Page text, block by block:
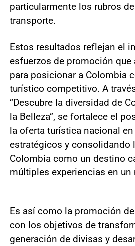
particularmente los rubros
transporte.
Estos resultados reflejan el
esfuerzos de promoción que
para posicionar a Colombia
turístico competitivo. A
“Descubre la diversidad de
la Belleza”, se fortalece el
la oferta turística nacional
estratégicos y consolidando
Colombia como un destino
múltiples experiencias en
Es así como la promoción
con los objetivos de
generación de divisas y